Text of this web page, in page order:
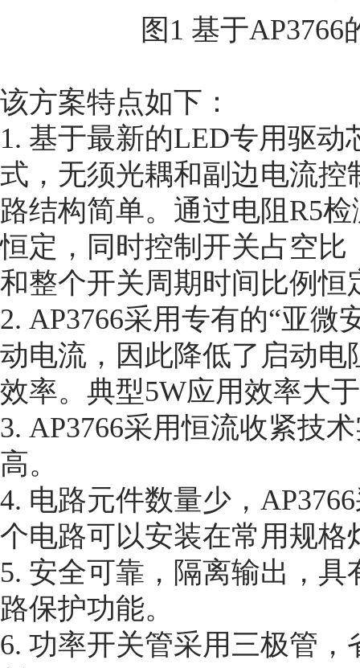
图1 基于
该方案特点如下：
1. 基于最新的LED专用驱动
式，无须光耦和副边电流
路结构简单。通过电阻R5
恒定，同时控制开关占空
和整个开关周期时间比例
2. AP3766采用专有的“亚微
动电流，因此降低了启动电
效率。典型5W应用效率大
3. AP3766采用恒流收紧技
高。
4. 电路元件数量少，
个电路可以安装在常用规格
5. 安全可靠，隔离输出，
路保护功能。
6. 功率开关管采用三极管